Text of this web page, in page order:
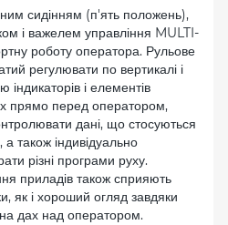
сидінням (п'ять положень),
і важелем управління MULTI-
роботу оператора. Рульове
регулювати по вертикалі і
індикаторів і елементів
прямо перед оператором,
дані, що стосуються
також індивідуально
різні програми руху.
приладів також сприяють
як і хороший огляд завдяки
дах над оператором.